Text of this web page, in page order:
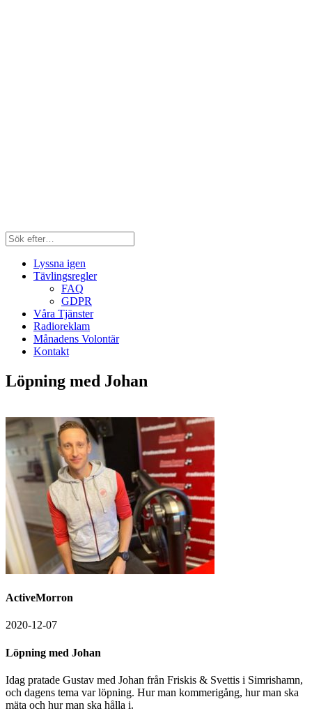
Lyssna igen
Tävlingsregler
FAQ
GDPR
Våra Tjänster
Radioreklam
Månadens Volontär
Kontakt
Löpning med Johan
ActiveMorron
2020-12-07
Löpning med Johan
Idag pratade Gustav med Johan från Friskis & Svettis i Simrishamn,
och dagens tema var löpning. Hur man kommerigång, hur man ska
mäta och hur man ska hålla i.